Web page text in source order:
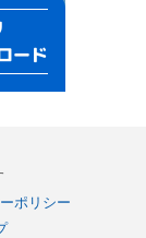
ポリシー